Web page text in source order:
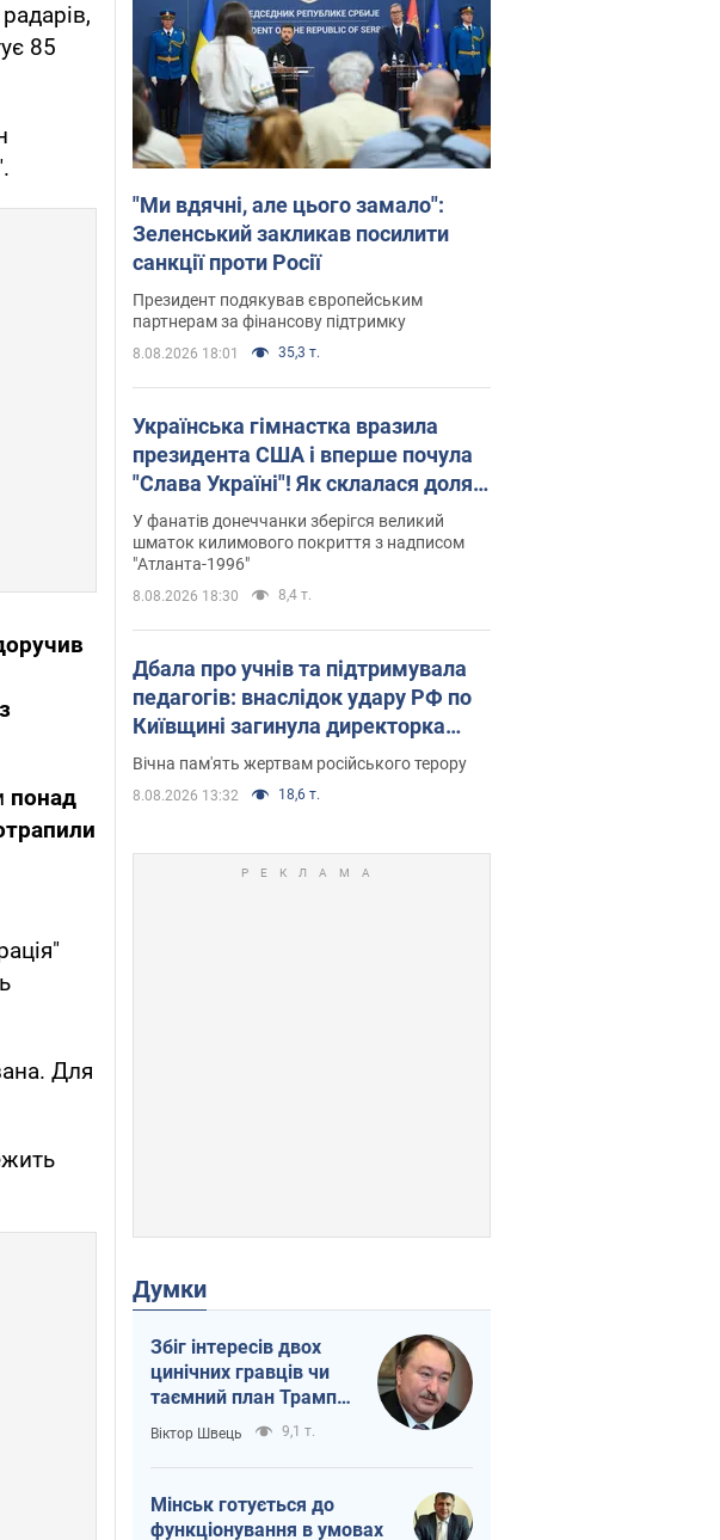
85
понад
Для
"Ми вдячні, але цього замало":
Зеленський закликав посилити
санкції проти Росії
Президент подякував європейським
партнерам за фінансову підтримку
8.08.2026 18:01 35,3 т.
Українська гімнастка вразила
президента США і вперше почула
"Слава Україні"! Як склалася доля
Подкопаєвої, яка 30 років тому
виграла "золото" Олімпіади
У фанатів донеччанки зберігся великий
шматок килимового покриття з надписом
"Атланта-1996"
8.08.2026 18:30 8,4 т.
Дбала про учнів та підтримувала
педагогів: внаслідок удару РФ по
Київщині загинула директорка
київського ліцею, її чоловік та онук
Вічна пам'ять жертвам російського терору
8.08.2026 13:32 18,6 т.
Думки
Збіг інтересів двох
цинічних гравців чи
таємний план Трампа
і Путіна?
Віктор Швець 9,1 т.
Мінськ готується до
функціонування в умовах